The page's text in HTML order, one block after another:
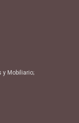
y Mobiliario;